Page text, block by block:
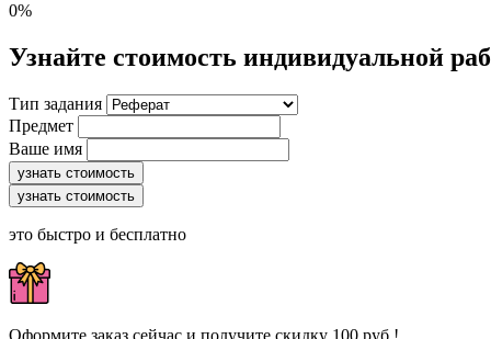
0%
Узнайте стоимость индивидуальной
Тип задания
Предмет
Ваше имя
узнать стоимость
узнать стоимость
это быстро и бесплатно